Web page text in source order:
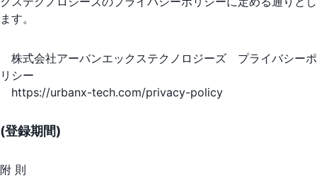
ます。
株式会社アーバンエックステクノロジーズ プライバシーポ
リシー
https://urbanx-tech.com/privacy-policy
(登録期間)
附 則